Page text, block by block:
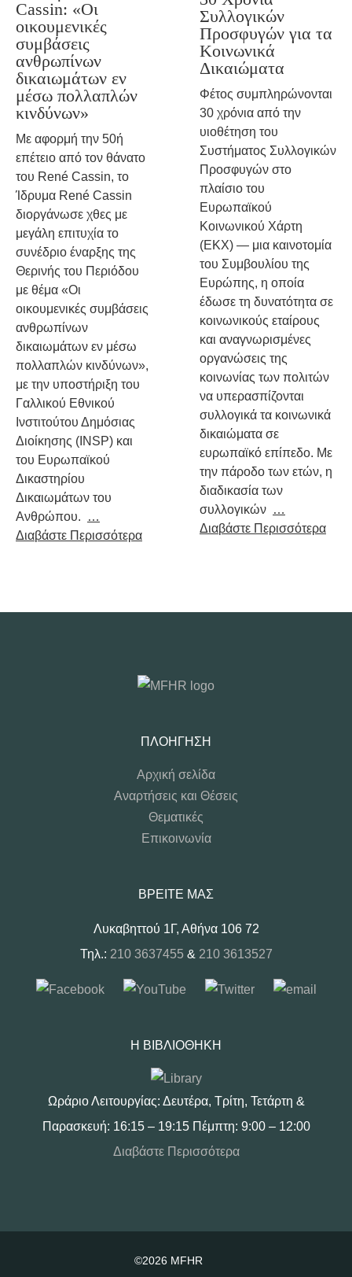
Cassin: «Οι
οικουμενικές
συμβάσεις
ανθρωπίνων
δικαιωμάτων εν
μέσω πολλαπλών
κινδύνων»
Με αφορμή την 50ή
επέτειο από τον θάνατο
του René Cassin, το
Ίδρυμα René Cassin
διοργάνωσε χθες με
μεγάλη επιτυχία το
συνέδριο έναρξης της
Θερινής του Περιόδου
με θέμα «Οι
οικουμενικές συμβάσεις
ανθρωπίνων
δικαιωμάτων εν μέσω
πολλαπλών κινδύνων»,
με την υποστήριξη του
Γαλλικού Εθνικού
Ινστιτούτου Δημόσιας
Διοίκησης (INSP) και
του Ευρωπαϊκού
Δικαστηρίου
Δικαιωμάτων του
Ανθρώπου.
…
Διαβάστε Περισσότερα
Συλλογικών
Προσφυγών για τα
Κοινωνικά
Δικαιώματα
Φέτος συμπληρώνονται
30 χρόνια από την
υιοθέτηση του
Συστήματος Συλλογικών
Προσφυγών στο
πλαίσιο του
Ευρωπαϊκού
Κοινωνικού Χάρτη
(ΕΚΧ) — μια καινοτομία
του Συμβουλίου της
Ευρώπης, η οποία
έδωσε τη δυνατότητα σε
κοινωνικούς εταίρους
και αναγνωρισμένες
οργανώσεις της
κοινωνίας των πολιτών
να υπερασπίζονται
συλλογικά τα κοινωνικά
δικαιώματα σε
ευρωπαϊκό επίπεδο. Με
την πάροδο των ετών, η
διαδικασία των
συλλογικών …
Διαβάστε Περισσότερα
ΠΛΟΉΓΗΣΗ
Αρχική σελίδα
Αναρτήσεις και Θέσεις
Θεματικές
Επικοινωνία
ΒΡΕΊΤΕ ΜΑΣ
Λυκαβηττού 1Γ, Αθήνα 106 72
Τηλ.: 210 3637455 & 210 3613527
Η ΒΙΒΛΙΟΘΉΚΗ
Ωράριο Λειτουργίας: Δευτέρα, Τρίτη, Τετάρτη &
Παρασκευή: 16:15 – 19:15 Πέμπτη: 9:00 – 12:00
Διαβάστε Περισσότερα
©2026 MFHR